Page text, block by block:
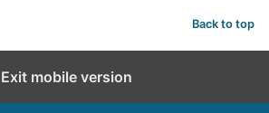
Back to top
Exit mobile version